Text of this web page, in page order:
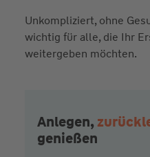
Unkompliziert, ohne
wichtig für alle, die Ihr
weitergeben möchten.
Anlegen,
genießen